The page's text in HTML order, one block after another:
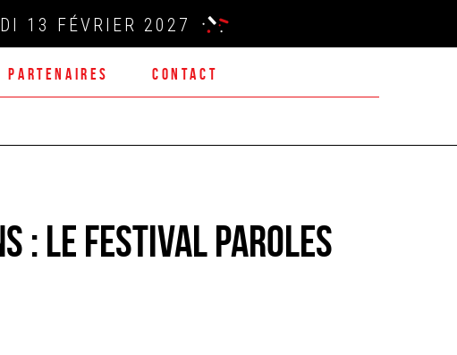
13 FÉVRIER 2027
PARTENAIRES CONTACT
: Le Festival Paroles